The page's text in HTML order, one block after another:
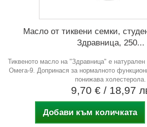
Масло от тиквени семки,
Здравница, 250...
Тиквеното масло на "Здравница" е
Омега-9. Допринася за нормалното
понижава холестерола.
9,70 € / 18,97
Добави към количката